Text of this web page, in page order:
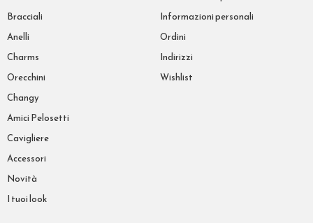
Bracciali
Anelli
Charms
Orecchini
Changy
Amici Pelosetti
Cavigliere
Accessori
Novità
I tuoi look
Informazioni personali
Ordini
Indirizzi
Wishlist